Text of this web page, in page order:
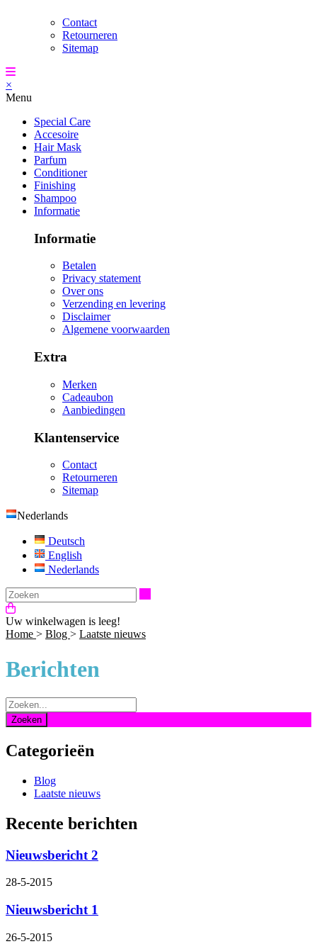
Contact
Retourneren
Sitemap
×
Menu
Special Care
Accesoire
Hair Mask
Parfum
Conditioner
Finishing
Shampoo
Informatie
Informatie
Betalen
Privacy statement
Over ons
Verzending en levering
Disclaimer
Algemene voorwaarden
Extra
Merken
Cadeaubon
Aanbiedingen
Klantenservice
Contact
Retourneren
Sitemap
Nederlands
Deutsch
English
Nederlands
Uw winkelwagen is leeg!
Home > Blog > Laatste nieuws
Berichten
Categorieën
Blog
Laatste nieuws
Recente berichten
Nieuwsbericht 2
28-5-2015
Nieuwsbericht 1
26-5-2015